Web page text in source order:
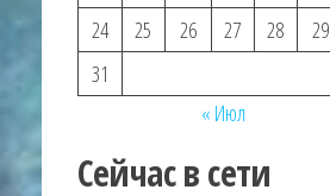
24
25 26 27 28 29
31
« Июл
Сейчас в сети